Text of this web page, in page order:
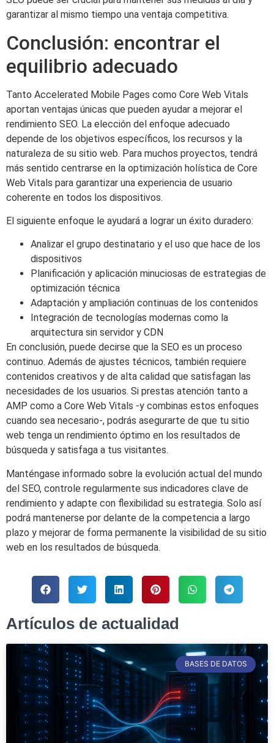
garantizar al mismo tiempo una ventaja competitiva.
Conclusión: encontrar el
equilibrio adecuado
Tanto Accelerated Mobile Pages como Core Web Vitals
aportan ventajas únicas que pueden ayudar a mejorar el
rendimiento SEO. La elección del enfoque adecuado
depende de los objetivos específicos, los recursos y la
naturaleza de su sitio web. Para muchos proyectos, tendrá
más sentido centrarse en la optimización holística de Core
Web Vitals para garantizar una experiencia de usuario
coherente en todos los dispositivos.
El siguiente enfoque le ayudará a lograr un éxito duradero:
Analizar el grupo destinatario y el uso que hace de los
dispositivos
Planificación y aplicación minuciosas de estrategias de
optimización técnica
Adaptación y ampliación continuas de los contenidos
Integración de tecnologías modernas como la
arquitectura sin servidor y CDN
En conclusión, puede decirse que la SEO es un proceso
continuo. Además de ajustes técnicos, también requiere
contenidos creativos y de alta calidad que satisfagan las
necesidades de los usuarios. Si prestas atención tanto a
AMP como a Core Web Vitals -y combinas estos enfoques
cuando sea necesario-, podrás asegurarte de que tu sitio
web tenga un rendimiento óptimo en los resultados de
búsqueda y satisfaga a tus visitantes.
Manténgase informado sobre la evolución actual del mundo
del SEO, controle regularmente sus indicadores clave de
rendimiento y adapte con flexibilidad su estrategia. Solo así
podrá mantenerse por delante de la competencia a largo
plazo y mejorar de forma permanente la visibilidad de su sitio
web en los resultados de búsqueda.
Artículos de actualidad
BASES DE DATOS